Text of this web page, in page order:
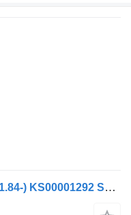
ZF zukünftiger fld15 Magnum (01.84-) KS00001292 Servolenkung für Bova Futura FHD, FLD (1982-) Bus